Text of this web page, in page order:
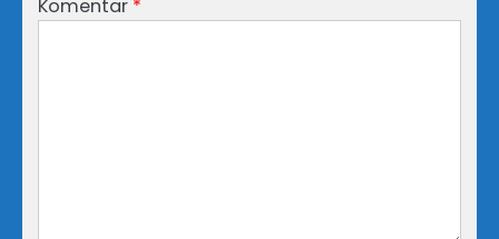
Komentar *